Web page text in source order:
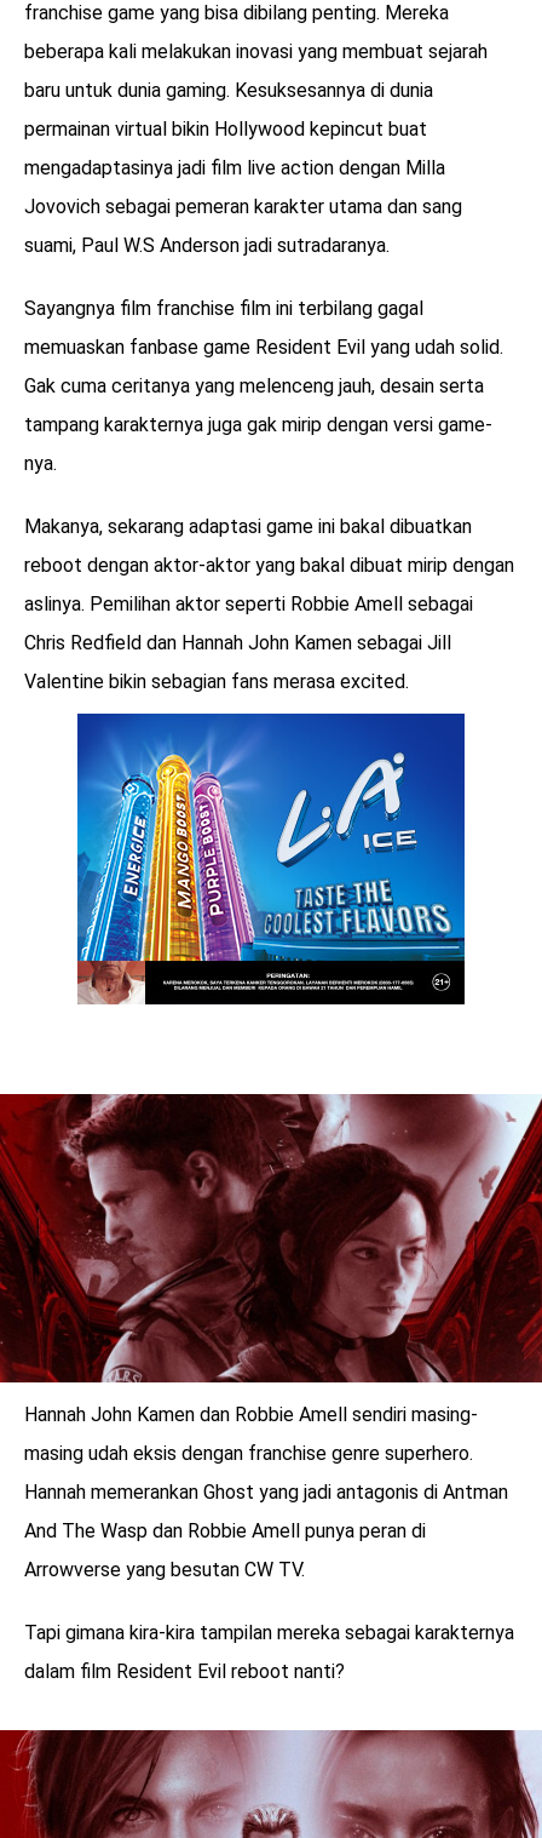
benefit
franchise game yang bisa dibilang penting. Mereka
beberapa kali melakukan inovasi yang membuat sejarah
baru untuk dunia gaming. Kesuksesannya di dunia
permainan virtual bikin Hollywood kepincut buat
mengadaptasinya jadi film live action dengan Milla
Jovovich sebagai pemeran karakter utama dan sang
suami, Paul W.S Anderson jadi sutradaranya.
Sayangnya film franchise film ini terbilang gagal
memuaskan fanbase game Resident Evil yang udah solid.
Gak cuma ceritanya yang melenceng jauh, desain serta
tampang karakternya juga gak mirip dengan versi game-
nya.
Makanya, sekarang adaptasi game ini bakal dibuatkan
reboot dengan aktor-aktor yang bakal dibuat mirip dengan
aslinya. Pemilihan aktor seperti Robbie Amell sebagai
Chris Redfield dan Hannah John Kamen sebagai Jill
Valentine bikin sebagian fans merasa excited.
Hannah John Kamen dan Robbie Amell sendiri masing-
masing udah eksis dengan franchise genre superhero.
Hannah memerankan Ghost yang jadi antagonis di Antman
And The Wasp dan Robbie Amell punya peran di
Arrowverse yang besutan CW TV.
Tapi gimana kira-kira tampilan mereka sebagai karakternya
dalam film Resident Evil reboot nanti?